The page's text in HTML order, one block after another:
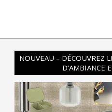
NOUVEAU – DÉCOUVREZ
D’AMBIANCE